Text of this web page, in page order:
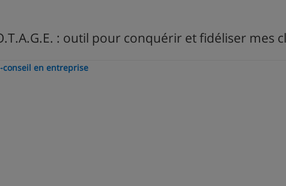
: outil pour conquérir et fidéliser mes
conseil en entreprise